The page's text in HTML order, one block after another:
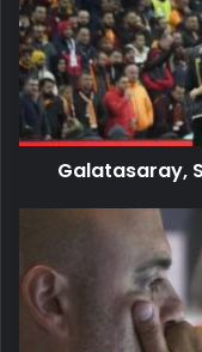
Galatasaray,